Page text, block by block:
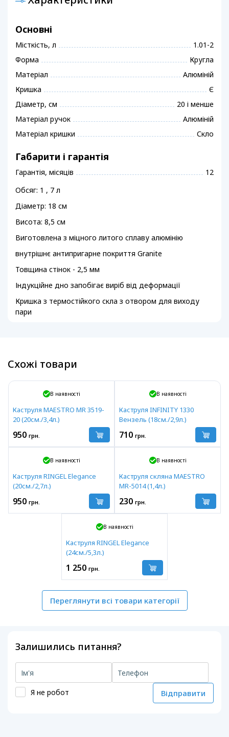
Основні
Місткість, л
1.01-2
Форма
Кругла
Матеріал
Алюміній
Кришка
Є
Діаметр, см
20 і менше
Матеріал ручок
Алюміній
Матеріал кришки
Скло
Габарити і гарантія
Гарантія, місяців
12
Обсяг: 1 , 7 л
Діаметр: 18 см
Висота: 8,5 см
Виготовлена ​​з міцного литого сплаву алюмінію
внутрішнє антипригарне покриття Granite
Товщина стінок - 2,5 мм
Індукційне дно запобігає виріб від деформації
Кришка з термостійкого скла з отвором для виходу
пари
Схожі товари
В наявності
Каструля MAESTRO MR 3519-
20 (20см./3,4л.)
950 грн.
В наявності
Каструля INFINITY 1330
Вензель (18см./2,9л.)
710 грн.
В наявності
Каструля RINGEL Elegance
(20см./2,7л.)
950 грн.
В наявності
Каструля скляна MAESTRO
MR-5014 (1,4л.)
230 грн.
В наявності
Каструля RINGEL Elegance
(24см./5,3л.)
1 250 грн.
Переглянути всі товари категорії
Залишились питання?
Я не робот Відправити